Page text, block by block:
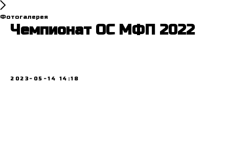
Фотогалерея
Чемпионат ОС МФП 2022
2023-05-14 14:18